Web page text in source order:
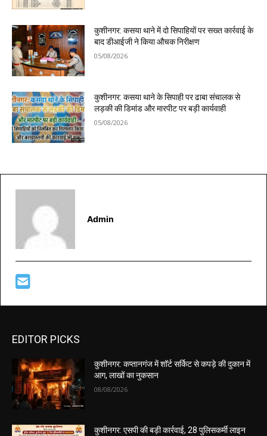
कुशीनगर: कसया थाने में दो सिपाहियों पर सख्त कार्रवाई के
बाद डीआईजी ने किया औचक निरीक्षण
05/08/2026
कुशीनगर: कसया थाने के सिपाही पर ढाबा संचालक से
लड़की की डिमांड और मारपीट पर बड़ी कार्यवाही
05/08/2026
Admin
EDITOR PICKS
कुशीनगर: कप्तानगंज में शॉर्ट सर्किट से कपड़े की दुकान में
आग, लाखों का नुकसान
08/08/2026
कुशीनगर: एसपी की बड़ी कार्रवाई, 28 पुलिसकर्मी लाइन